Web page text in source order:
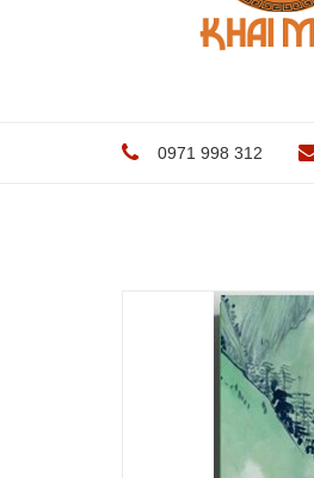
0971 998 312